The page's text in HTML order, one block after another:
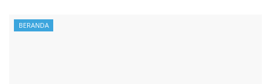
BERANDA